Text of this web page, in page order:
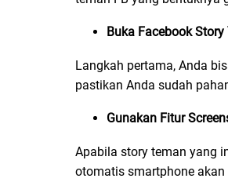
Buka Facebook
Langkah pertama, Anda
pastikan Anda sudah
Gunakan Fitur
Apabila story teman yang
otomatis smartphone